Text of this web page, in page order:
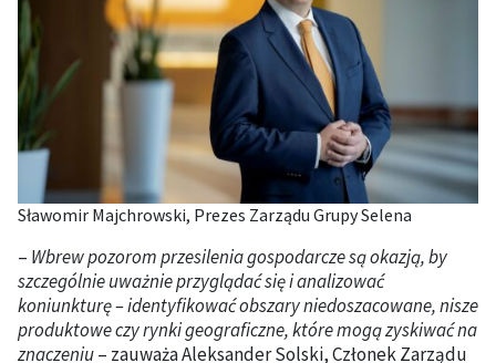
Sławomir Majchrowski, Prezes Zarządu Grupy Selena
– Wbrew pozorom przesilenia gospodarcze są okazją, by
szczególnie uważnie przyglądać się i analizować
koniunkturę – identyfikować obszary niedoszacowane, nisze
produktowe czy rynki geograficzne, które mogą zyskiwać na
znaczeniu– zauważa Aleksander Solski, Członek Zarządu